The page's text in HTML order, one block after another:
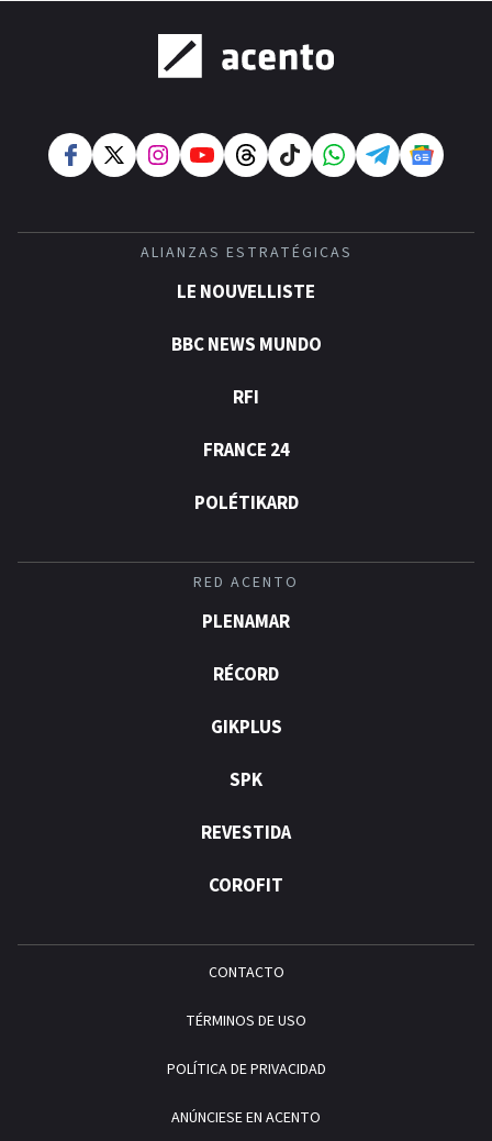
ALIANZAS ESTRATÉGICAS
LE NOUVELLISTE
BBC NEWS MUNDO
RFI
FRANCE 24
POLÉTIKARD
RED ACENTO
PLENAMAR
RÉCORD
GIKPLUS
SPK
REVESTIDA
COROFIT
CONTACTO
TÉRMINOS DE USO
POLÍTICA DE PRIVACIDAD
ANÚNCIESE EN ACENTO